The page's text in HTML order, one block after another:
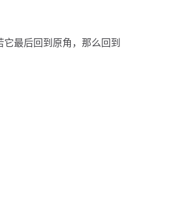
最后回到原角，那么回到